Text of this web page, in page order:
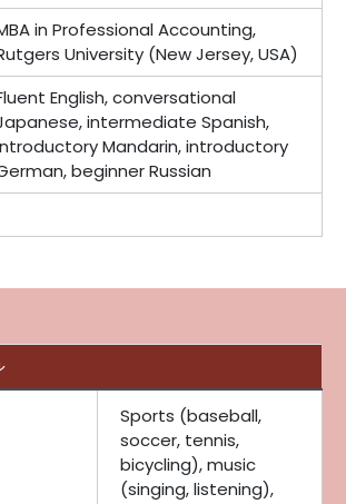
in Professional Accounting,
University (New Jersey, USA)
English, conversational
intermediate Spanish,
Mandarin, introductory
beginner Russian
Sports (baseball,
soccer, tennis,
bicycling), music
(singing, listening),